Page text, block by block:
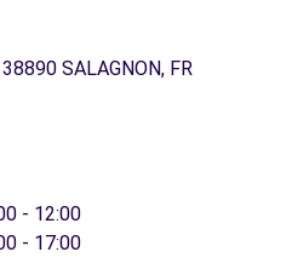
SALAGNON, FR
- 12:00
- 17:00